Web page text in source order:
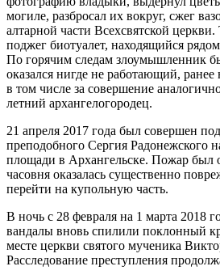
могиле, разбросал их вокруг, сжег
алтарной части Всехсвятской
поджег биотуалет, находящийся
По горячим следам злоумышленник
оказался нигде не работающий,
в том числе за совершение
летний архангелогородец.
21 апреля 2017 года был совершен
преподобного Сергия Радонежского
площади в Архангельске. Пожар был
часовня оказалась существенно
перейти на купольную часть.
В ночь с 28 февраля на 1 марта 2018
вандалы вновь спилили поклонный
месте церкви святого мученика
Расследование преступления